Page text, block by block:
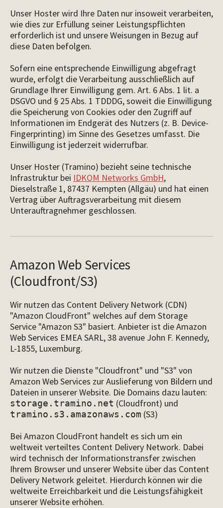
Unser Hoster wird Ihre Daten nur insoweit verarbeiten,
wie dies zur Erfüllung seiner Leistungspflichten
erforderlich ist und unsere Weisungen in Bezug auf
diese Daten befolgen.
Sofern eine entsprechende Einwilligung abgefragt
wurde, erfolgt die Verarbeitung ausschließlich auf
Grundlage Ihrer Einwilligung gem. Art. 6 Abs. 1 lit. a
DSGVO und § 25 Abs. 1 TDDDG, soweit die Einwilligung
die Speicherung von Cookies oder den Zugriff auf
Informationen im Endgerät des Nutzers (z. B. Device-
Fingerprinting) im Sinne des Gesetzes umfasst. Die
Einwilligung ist jederzeit widerrufbar.
Unser Hoster (Tramino) bezieht seine technische
Infrastruktur bei IDKOM Networks GmbH,
Dieselstraße 1, 87437 Kempten (Allgäu) und hat einen
Vertrag über Auftragsverarbeitung mit diesem
Unterauftragnehmer geschlossen.
Amazon Web Services
(Cloudfront/S3)
Wir nutzen das Content Delivery Network (CDN)
"Amazon CloudFront" welches auf dem Storage
Service "Amazon S3" basiert. Anbieter ist die Amazon
Web Services EMEA SARL, 38 avenue John F. Kennedy,
L-1855, Luxemburg.
Wir nutzen die Dienste "Cloudfront" und "S3" von
Amazon Web Services zur Auslieferung von Bildern und
Dateien in unserer Website. Die Domains dazu lauten:
storage.tramino.net (Cloudfront) und
tramino.s3.amazonaws.com (S3)
Bei Amazon CloudFront handelt es sich um ein
weltweit verteiltes Content Delivery Network. Dabei
wird technisch der Informationstransfer zwischen
Ihrem Browser und unserer Website über das Content
Delivery Network geleitet. Hierdurch können wir die
weltweite Erreichbarkeit und die Leistungsfähigkeit
unserer Website erhöhen.